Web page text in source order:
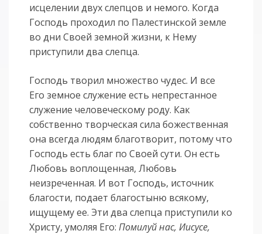
исцелении двух слепцов и немого. Когда
Господь проходил по Палестинской земле
во дни Своей земной жизни, к Нему
приступили два слепца.
Господь творил множество чудес. И все
Его земное служение есть непрестанное
служение человеческому роду. Как
собственно творческая сила божественная
она всегда людям благотворит, потому что
Господь есть благ по Своей сути. Он есть
Любовь воплощенная, Любовь
неизреченная. И вот Господь, источник
благости, подает благостыню всякому,
ищущему ее. Эти два слепца приступили ко
Христу, умоляя Его:Помилуй нас, Иисусе,